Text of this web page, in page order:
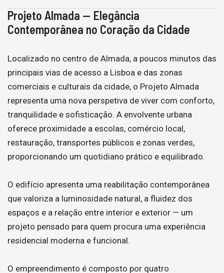
Projeto Almada — Elegância
Contemporânea no Coração da Cidade
Localizado no centro de Almada, a poucos minutos das
principais vias de acesso a Lisboa e das zonas
comerciais e culturais da cidade, o Projeto Almada
representa uma nova perspetiva de viver com conforto,
tranquilidade e sofisticação. A envolvente urbana
oferece proximidade a escolas, comércio local,
restauração, transportes públicos e zonas verdes,
proporcionando um quotidiano prático e equilibrado.
O edifício apresenta uma reabilitação contemporânea
que valoriza a luminosidade natural, a fluidez dos
espaços e a relação entre interior e exterior — um
projeto pensado para quem procura uma experiência
residencial moderna e funcional.
O empreendimento é composto por quatro